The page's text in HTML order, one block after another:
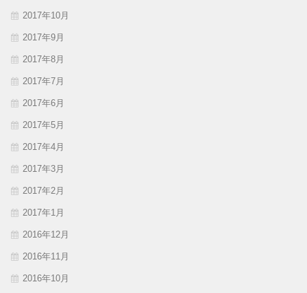
2017年10月
2017年9月
2017年8月
2017年7月
2017年6月
2017年5月
2017年4月
2017年3月
2017年2月
2017年1月
2016年12月
2016年11月
2016年10月